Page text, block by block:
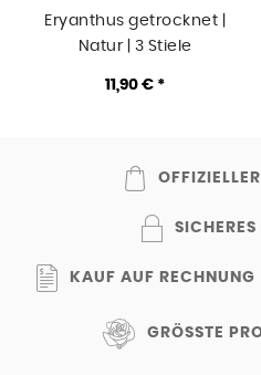
Eryanthus getrocknet |
Natur | 3 Stiele
11,90 € *
KAUF AUF RECHNUNG
GRÖSSTE